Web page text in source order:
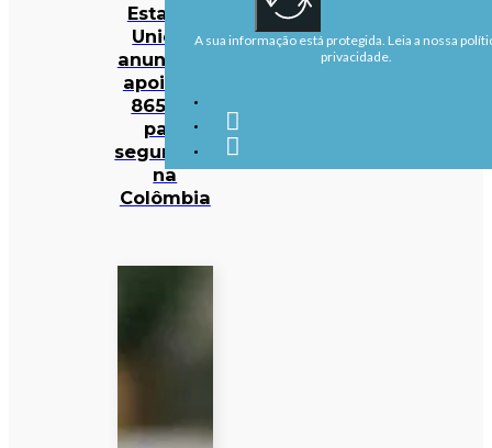
Estados
Unidos
anunciam
apoio de
865 ME
para
segurança
na
Colômbia
A sua informação está protegida. Leia a nossa
privacidade.